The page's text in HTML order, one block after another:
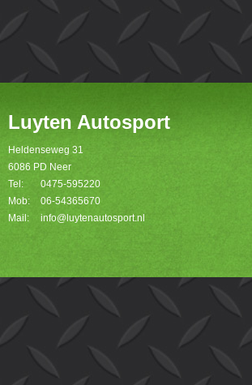
Luyten Autosport
Heldenseweg 31
6086 PD Neer
Tel:
0475-595220
Mob:
06-54365670
Mail:
info@luytenautosport.nl